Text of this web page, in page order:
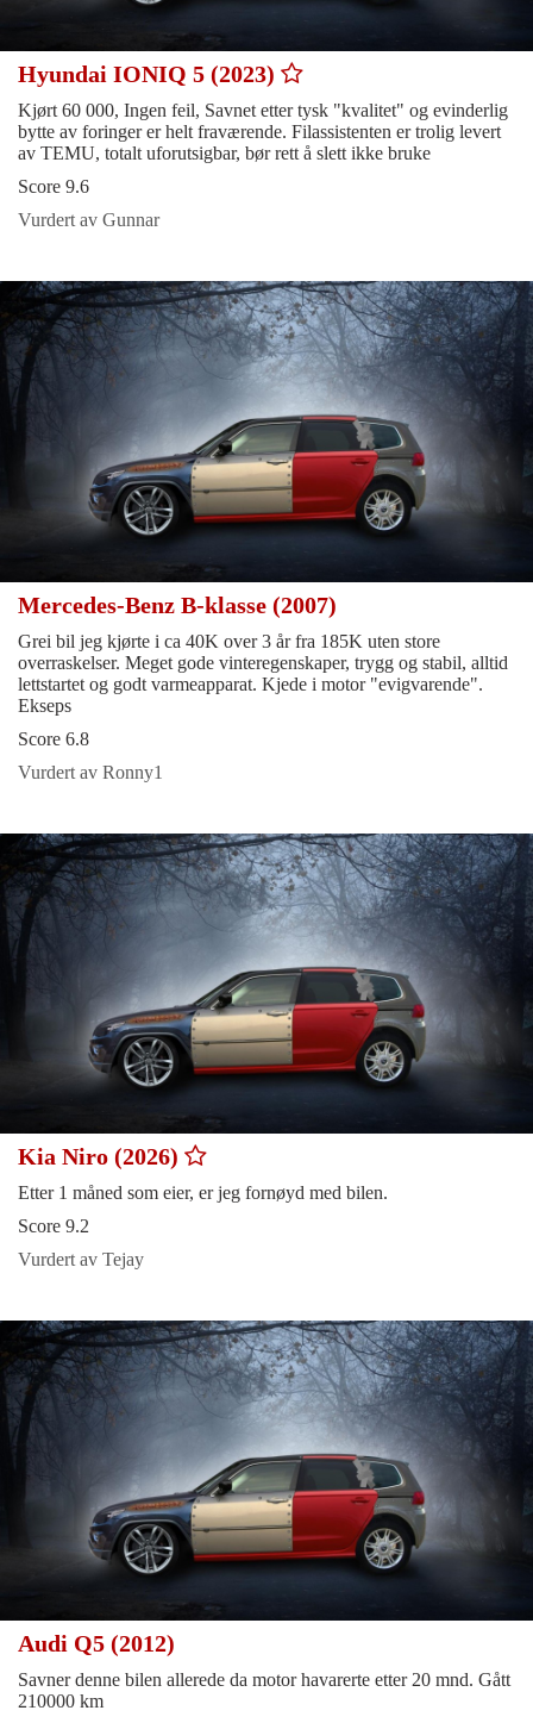
Hyundai IONIQ 5 (2023)
Kjørt 60 000, Ingen feil, Savnet etter tysk "kvalitet" og evinderlig
bytte av foringer er helt fraværende. Filassistenten er trolig levert
av TEMU, totalt uforutsigbar, bør rett å slett ikke bruke
Score 9.6
Vurdert av Gunnar
Mercedes-Benz B-klasse (2007)
Grei bil jeg kjørte i ca 40K over 3 år fra 185K uten store
overraskelser. Meget gode vinteregenskaper, trygg og stabil, alltid
lettstartet og godt varmeapparat. Kjede i motor "evigvarende".
Ekseps
Score 6.8
Vurdert av Ronny1
Kia Niro (2026)
Etter 1 måned som eier, er jeg fornøyd med bilen.
Score 9.2
Vurdert av Tejay
Audi Q5 (2012)
Savner denne bilen allerede da motor havarerte etter 20 mnd. Gått
210000 km